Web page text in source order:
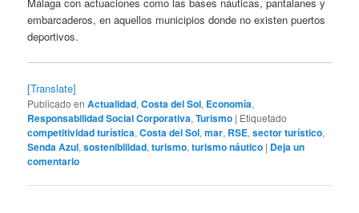
Málaga con actuaciones como las bases náuticas, pantalanes y
embarcaderos, en aquellos municipios donde no existen puertos
deportivos.
[Translate]
Publicado en Actualidad,Costa del Sol, Economía,
Responsabilidad Social Corporativa,Turismo | Etiquetado
competitividad turística,Costa del Sol,mar, RSE,sector turístico,
Senda Azul,sostenibilidad,turismo,turismo náutico | Deja un
comentario